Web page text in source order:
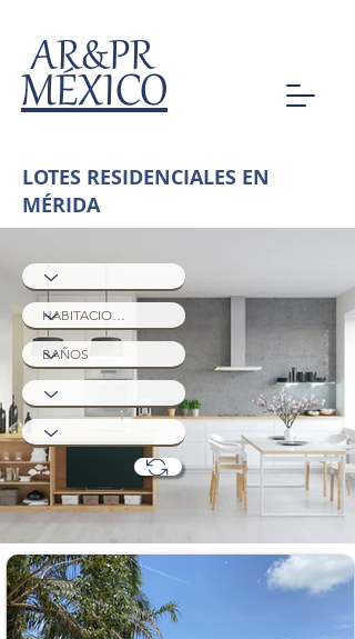
MÉXICO
AR&PR
LOTES RESIDENCIALES EN
MÉRIDA